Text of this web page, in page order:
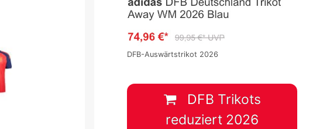
DFB-Auswärtstrikot 2026
DFB Trikots
reduziert 2026